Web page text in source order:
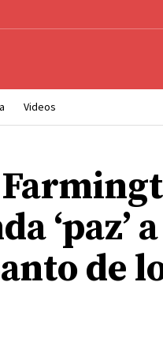
Videos
‘paz’ a
de